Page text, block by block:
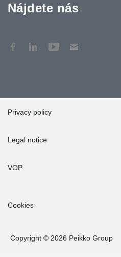
Nájdete nás
Privacy policy
Legal notice
VOP
Cookies
Copyright © 2026 Peikko Group